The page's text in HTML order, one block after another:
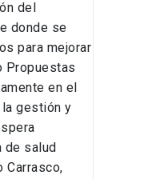
del
donde se
para mejorar
Propuestas
en el
gestión y
salud
Carrasco,